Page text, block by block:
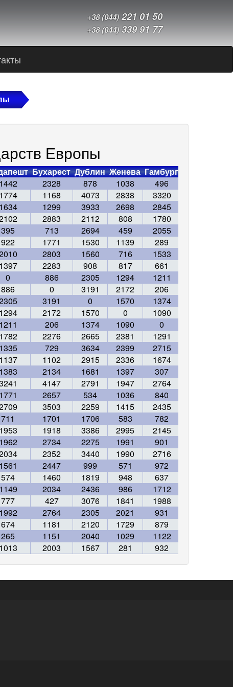
+38 (044)221 01 50
+38 (044)339 91 77
Европы
Бухарест Дублин Женева Гамбург
1442 2328 878 1038 496
1774 1168 4073 2838 3320
1634 1299 3933 2698 2845
2883 2112 808 1780
395 713 2694 459 2055
922 1771 1530 1139 289
2803 1560 716 1533
1397 2283 908 817 661
0 886 2305 1294 1211
886 0 3191 2172 206
3191 0 1570 1374
1294 2172 1570 0 1090
1211 206 1374 1090 0
1782 2276 2665 2381 1291
1335 729 3634 2399 2715
1137 1102 2915 2336 1674
1383 2134 1681 1397 307
4147 2791 1947 2764
1771 2657 534 1036 840
3503 2259 1415 2435
711 1701 1706 583 782
1953 1918 3386 2995 2145
1962 2734 2275 1991 901
2352 3440 1990 2716
1561 2447 999 571 972
574 1460 1819 948 637
1149 2034 2436 986 1712
777 427 3076 1841 1988
1992 2764 2305 2021 931
674 1181 2120 1729 879
265 1151 2040 1029 1122
1013 2003 1567 281 932